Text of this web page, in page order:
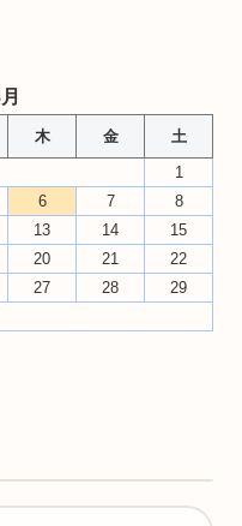
木 金
土
1
6 7
8
13 14
15
20 21
22
27 28
29